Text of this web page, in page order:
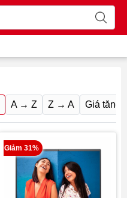
A → Z Z → A Giá tăng
Giảm 31%